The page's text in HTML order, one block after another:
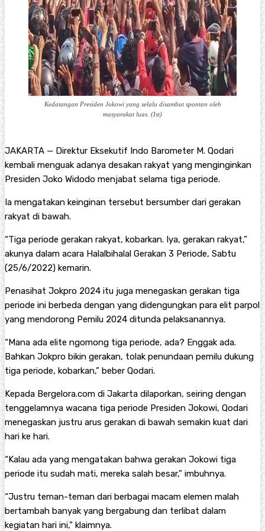
Kedatangan Presiden Jokowi yang selalu disambut spontan oleh
masyarakat luas. (Ist)
JAKARTA — Direktur Eksekutif Indo Barometer M. Qodari
kembali menguak adanya desakan rakyat yang menginginkan
Presiden Joko Widodo menjabat selama tiga periode.
Ia mengatakan keinginan tersebut bersumber dari gerakan
rakyat di bawah.
“Tiga periode gerakan rakyat, kobarkan. Iya, gerakan rakyat,”
akunya dalam acara Halalbihalal Gerakan 3 Periode, Sabtu
(25/6/2022) kemarin.
Penasihat Jokpro 2024 itu juga menegaskan gerakan tiga
periode ini berbeda dengan yang didengungkan para elit parpol
yang mendorong Pemilu 2024 ditunda pelaksanannya.
“Mana ada elite ngomong tiga periode, ada? Enggak ada.
Bahkan Jokpro bikin gerakan, tolak penundaan pemilu dukung
tiga periode, kobarkan,” beber Qodari.
Kepada Bergelora.com di Jakarta dilaporkan, seiring dengan
tenggelamnya wacana tiga periode Presiden Jokowi, Qodari
menegaskan justru arus gerakan di bawah semakin kuat dari
hari ke hari.
“Kalau ada yang mengatakan bahwa gerakan Jokowi tiga
periode itu sudah mati, mereka salah besar,” imbuhnya.
“Justru teman-teman dari berbagai macam elemen malah
bertambah banyak yang bergabung dan terlibat dalam
kegiatan hari ini,” klaimnya.